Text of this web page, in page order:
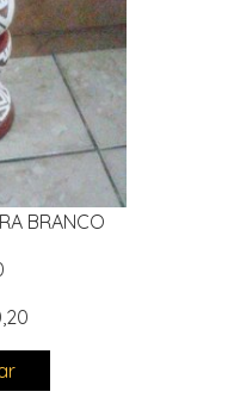
BRANCO